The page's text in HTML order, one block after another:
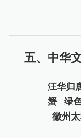
五、 中华
汪华归
蟹
绿
徽州